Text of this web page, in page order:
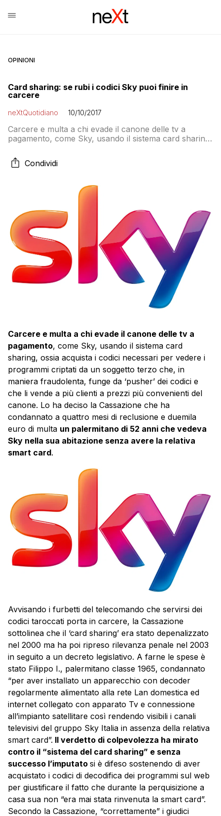
OPINIONI
Card sharing: se rubi i codici Sky puoi finire in
carcere
neXtQuotidiano 10/10/2017
Carcere e multa a chi evade il canone delle tv a
pagamento, come Sky, usando il sistema card sharing,
programmi criptati da un soggetto terzo che, in
maniera fraudolenta, funge da ‘pusher’ dei codici e
Condividi
Carcere e multa a chi evade il canone delle tv a
pagamento, come Sky, usando il sistema card
sharing, ossia acquista i codici necessari per vedere i
programmi criptati da un soggetto terzo che, in
maniera fraudolenta, funge da ‘pusher’ dei codici e
che li vende a più clienti a prezzi più convenienti del
canone. Lo ha deciso la Cassazione che ha
condannato a quattro mesi di reclusione e duemila
euro di multa un palermitano di 52 anni che vedeva
Sky nella sua abitazione senza avere la relativa
smart card.
Avvisando i furbetti del telecomando che servirsi dei
codici taroccati porta in carcere, la Cassazione
sottolinea che il ‘card sharing’ era stato depenalizzato
nel 2000 ma ha poi ripreso rilevanza penale nel 2003
in seguito a un decreto legislativo. A farne le spese è
stato Filippo I., palermitano classe 1965, condannato
“per aver installato un apparecchio con decoder
regolarmente alimentato alla rete Lan domestica ed
internet collegato con apparato Tv e connessione
all’impianto satellitare così rendendo visibili i canali
televisivi del gruppo Sky Italia in assenza della relativa
smart card”. Il verdetto di colpevolezza ha mirato
contro il “sistema del card sharing” e senza
successo l’imputato si è difeso sostenendo di aver
acquistato i codici di decodifica dei programmi sul web
per giustificare il fatto che durante la perquisizione a
casa sua non “era mai stata rinvenuta la smart card”.
Secondo la Cassazione, “correttamente” i giudici